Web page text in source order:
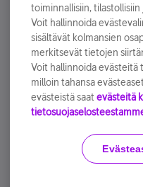
Tilaa nyt
Käyttöehdot
toiminnallisiin,
Voit hallinnoida
sisältävät kolmansien
merkitsevät tietojen
Voit hallinnoida evästeitä
milloin tahansa
evästeistä saat evästeitä